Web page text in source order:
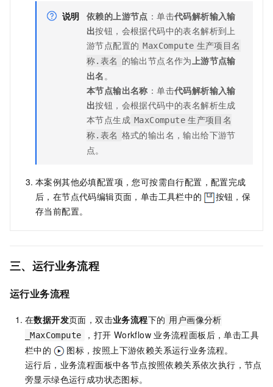
说明 依赖的上游节点 ：单击代码解析输入输
出按钮，会根据代码中的表名解析到上
游节点配置的 MaxCompute 生产项目名
称.表名
的输出节点名作为上游节点输
出名。
本节点输出名称 ：单击代码解析输入输
出按钮，会根据代码中的表名解析生成
本节点生成 MaxCompute 生产项目名
称.表名 格式的输出名，输出给下游节
点。
本案例其他必填配置项，您可按需自行配置，配置完成
后，在节点代码编辑页面，单击工具栏中的
按钮，保
存当前配置。
三、运行业务流程
运行业务流程
在数据开发页面，双击业务流程下的 用户画像分析
_MaxCompute
，打开 Workflow 业务流程面板后，单击工具
栏中的
图标，按照上下游依赖关系运行业务流程。
运行后，业务流程面板中各节点按照依赖关系依次执行，节点
旁显示绿色运行成功状态图标。